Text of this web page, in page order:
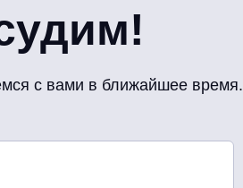
с вами в ближайшее время.